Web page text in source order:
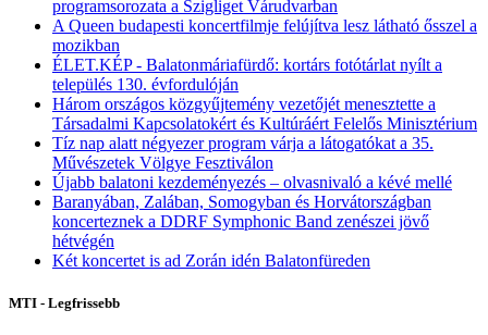
programsorozata a Szigliget Várudvarban
A Queen budapesti koncertfilmje felújítva lesz látható ősszel a
mozikban
ÉLET.KÉP - Balatonmáriafürdő: kortárs fotótárlat nyílt a
település 130. évfordulóján
Három országos közgyűjtemény vezetőjét menesztette a
Társadalmi Kapcsolatokért és Kultúráért Felelős Minisztérium
Tíz nap alatt négyezer program várja a látogatókat a 35.
Művészetek Völgye Fesztiválon
Újabb balatoni kezdeményezés – olvasnivaló a kévé mellé
Baranyában, Zalában, Somogyban és Horvátországban
koncerteznek a DDRF Symphonic Band zenészei jövő
hétvégén
Két koncertet is ad Zorán idén Balatonfüreden
MTI - Legfrissebb